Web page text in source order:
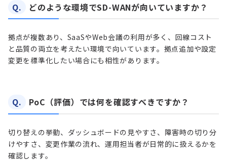
Q. どのような環境でSD-WANが向いていますか？
拠点が複数あり、SaaSやWeb会議の利用が多く、回線コスト
と品質の両立を考えたい環境で向いています。拠点追加や設定
変更を標準化したい場合にも相性があります。
Q. PoC（評価）では何を確認すべきですか？
切り替えの挙動、ダッシュボードの見やすさ、障害時の切り分
けやすさ、変更作業の流れ、運用担当者が日常的に扱えるかを
確認します。